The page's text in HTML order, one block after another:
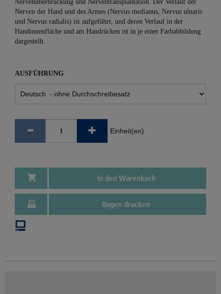
Nervenüberbrückung und Nerventransplantation. Der Verlauf der
Nerven der Hand und des Armes (Nervus medianus, Nervus ulnaris
und Nervus radialis) ist aufgeführt, und deren Verlauf in der
Handinnenfläche und am Handrücken ist in je einer Farbabbildung
dargestellt.
AUSFÜHRUNG
Einheit(en)
In den Warenkorb
Bogen drucken